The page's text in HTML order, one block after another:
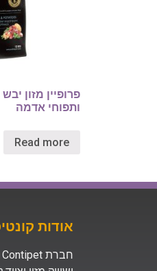
פרופיין מזון
ותפוחי אדמה
Read more
אודות